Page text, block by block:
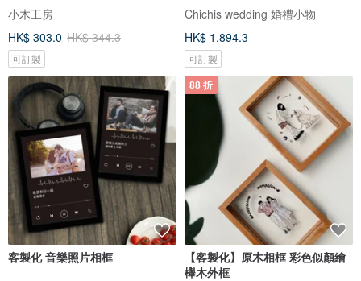
小木工房
HK$ 303.0 HK$ 344.3
可訂製
Chichis wedding 婚禮小物
HK$ 1,894.3
可訂製
客製化 音樂照片相框
88 折
【客製化】原木相框 彩色似顏繪
櫸木外框